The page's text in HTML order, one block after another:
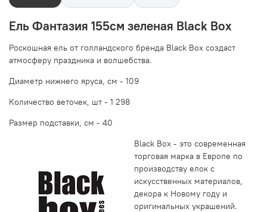
Ель Фантазия 155см зеленая Black Box
Роскошная ель от голландского бренда Black Box создаст
атмосферу праздника и волшебства.
Диаметр нижнего яруса, см - 109
Количество веточек, шт - 1 298
Размер подставки, см - 40
Black Box - это современная
торговая марка в Европе по
производству елок с
искусственных материалов,
декора к Новому году и
оригинальных украшений.